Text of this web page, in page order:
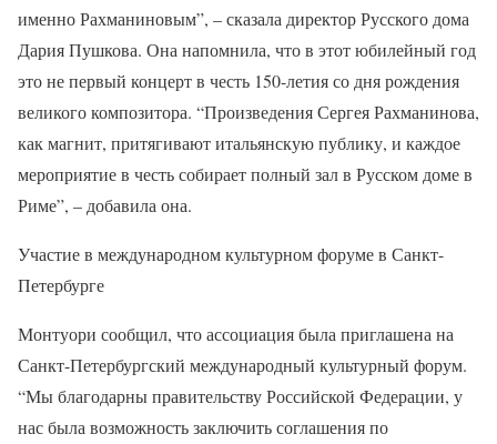
именно Рахманиновым”, – сказала директор Русского дома
Дария Пушкова. Она напомнила, что в этот юбилейный год
это не первый концерт в честь 150-летия со дня рождения
великого композитора. “Произведения Сергея Рахманинова,
как магнит, притягивают итальянскую публику, и каждое
мероприятие в честь собирает полный зал в Русском доме в
Риме”, – добавила она.
Участие в международном культурном форуме в Санкт-
Петербурге
Монтуори сообщил, что ассоциация была приглашена на
Санкт-Петербургский международный культурный форум.
“Мы благодарны правительству Российской Федерации, у
нас была возможность заключить соглашения по